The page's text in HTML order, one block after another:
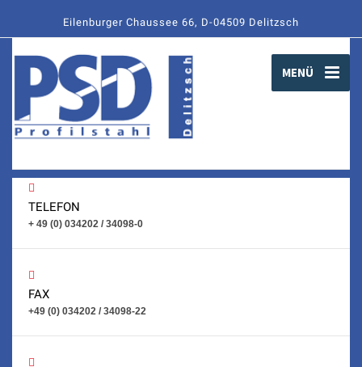
Eilenburger Chaussee 66, D-04509 Delitzsch
MENÜ
TELEFON
+ 49 (0) 034202 / 34098-0
FAX
+49 (0) 034202 / 34098-22